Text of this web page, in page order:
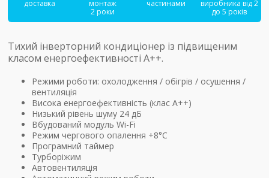
доставка
монтаж
2 роки
частинами
виробника від 2
до 5 років
Тихий інверторний кондиціонер із підвищеним
класом енергоефективності А++.
Режими роботи: охолодження / обігрів / осушення /
вентиляція
Висока енергоефективність (клас А++)
Низький рівень шуму 24 дБ
Вбудований модуль Wi-Fi
Режим чергового опалення +8°C
Програмний таймер
Турборіжим
Автовентиляція